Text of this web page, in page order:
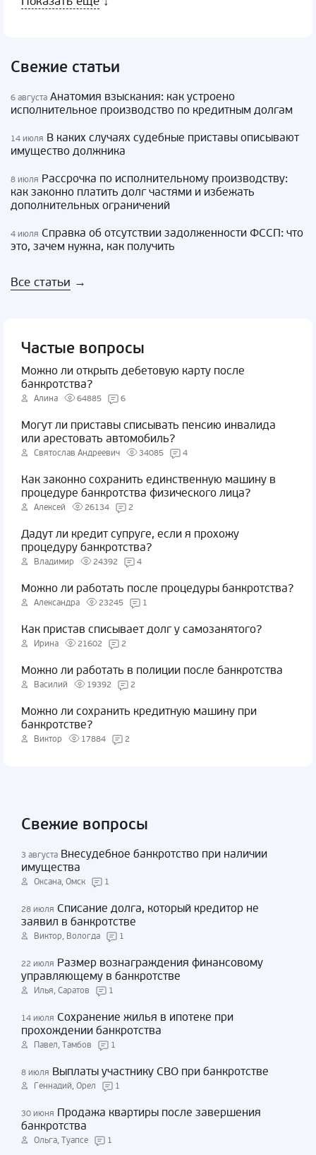
Свежие статьи
6 августа Анатомия взыскания: как устроено
исполнительное производство по кредитным долгам
14 июля В каких случаях судебные приставы описывают
имущество должника
8 июля Рассрочка по исполнительному производству:
как законно платить долг частями и избежать
дополнительных ограничений
4 июля Справка об отсутствии задолженности ФССП: что
это, зачем нужна, как получить
Все статьи →
Частые вопросы
Можно ли открыть дебетовую карту после
банкротства?
Алина 64885 6
Могут ли приставы списывать пенсию инвалида
или арестовать автомобиль?
Святослав Андреевич 34085 4
Как законно сохранить единственную машину в
процедуре банкротства физического лица?
Алексей 26134 2
Дадут ли кредит супруге, если я прохожу
процедуру банкротства?
Владимир 24392 4
Можно ли работать после процедуры банкротства?
Александра 23245 1
Как пристав списывает долг у самозанятого?
Ирина 21602 2
Можно ли работать в полиции после банкротства
Василий 19392 2
Можно ли сохранить кредитную машину при
банкротстве?
Виктор 17884 2
Свежие вопросы
3 августа Внесудебное банкротство при наличии
имущества
Оксана, Омск 1
28 июля Списание долга, который кредитор не
заявил в банкротстве
Виктор, Вологда 1
22 июля Размер вознаграждения финансовому
управляющему в банкротстве
Илья, Саратов 1
14 июля Сохранение жилья в ипотеке при
прохождении банкротства
Павел, Тамбов 1
8 июля Выплаты участнику СВО при банкротстве
Геннадий, Орел 1
30 июня Продажа квартиры после завершения
банкротства
Ольга, Туапсе 1